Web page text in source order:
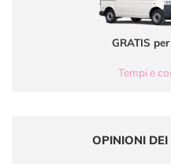
GRATIS
Tempi e
OPINIONI DEI